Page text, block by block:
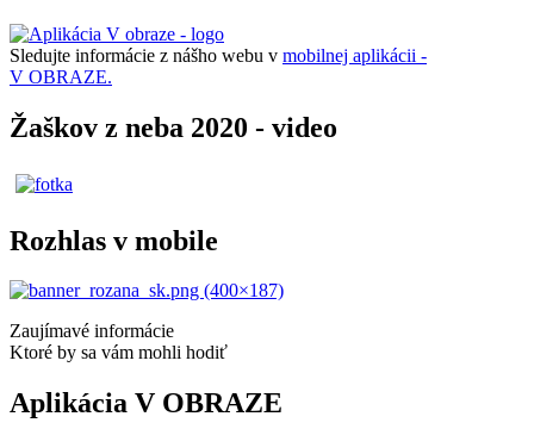
Sledujte informácie z nášho webu v mobilnej aplikácii -
V OBRAZE.
Žaškov z neba 2020 - video
Rozhlas v mobile
Zaujímavé informácie
Ktoré by sa vám mohli hodiť
Aplikácia V OBRAZE